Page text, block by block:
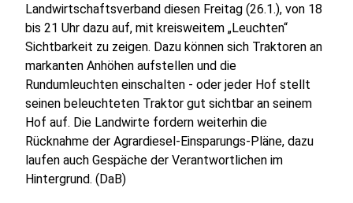
Landwirtschaftsverband diesen Freitag (26.1.), von 18
bis 21 Uhr dazu auf, mit kreisweitem „Leuchten“
Sichtbarkeit zu zeigen. Dazu können sich Traktoren an
markanten Anhöhen aufstellen und die
Rundumleuchten einschalten - oder jeder Hof stellt
seinen beleuchteten Traktor gut sichtbar an seinem
Hof auf. Die Landwirte fordern weiterhin die
Rücknahme der Agrardiesel-Einsparungs-Pläne, dazu
laufen auch Gespäche der Verantwortlichen im
Hintergrund. (DaB)